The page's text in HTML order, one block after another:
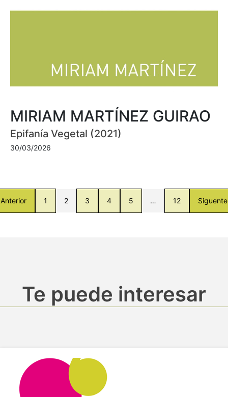
MIRIAM MARTÍNEZ GUIRAO
Epifanía Vegetal (2021)
30/03/2026
Anterior 1 2 3 4 5 … 12 Siguente
Te puede interesar